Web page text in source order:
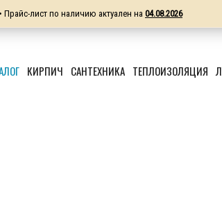
• Прайс-лист по наличию актуален на 04.08.2026
КИРПИЧ САНТЕХНИКА ТЕПЛОИЗОЛЯЦИЯ